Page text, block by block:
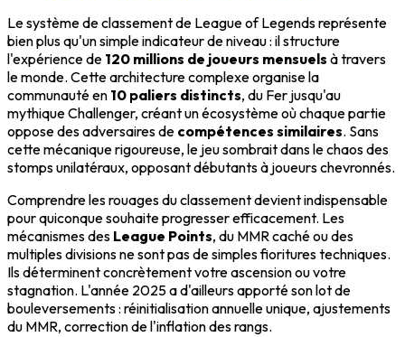
Le système de classement de League of Legends représente
bien plus qu'un simple indicateur de niveau : il structure
l'expérience de 120 millions de joueurs mensuels à travers
le monde. Cette architecture complexe organise la
communauté en 10 paliers distincts, du Fer jusqu'au
mythique Challenger, créant un écosystème où chaque partie
oppose des adversaires de compétences similaires. Sans
cette mécanique rigoureuse, le jeu sombrait dans le chaos des
stomps unilatéraux, opposant débutants à joueurs chevronnés.
Comprendre les rouages du classement devient indispensable
pour quiconque souhaite progresser efficacement. Les
mécanismes des League Points, du MMR caché ou des
multiples divisions ne sont pas de simples fioritures techniques.
Ils déterminent concrètement votre ascension ou votre
stagnation. L'année 2025 a d'ailleurs apporté son lot de
bouleversements : réinitialisation annuelle unique, ajustements
du MMR, correction de l'inflation des rangs.